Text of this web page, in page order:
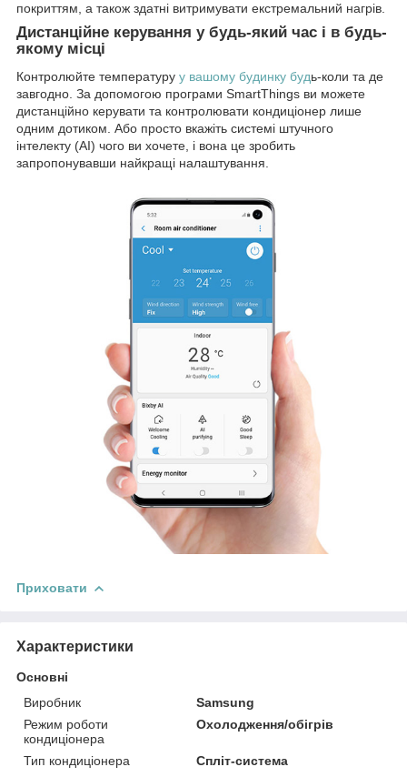
покриттям, а також здатні витримувати екстремальний нагрів.
Дистанційне керування у будь-який час і в будь-
якому місці
Контролюйте температуру у вашому будинку будь-коли та де
завгодно. За допомогою програми SmartThings ви можете
дистанційно керувати та контролювати кондиціонер лише
одним дотиком. Або просто вкажіть системі штучного
інтелекту (AI) чого ви хочете, і вона це зробить
запропонувавши найкращі налаштування.
Приховати
Характеристики
Основні
Виробник
Samsung
Режим роботи
кондиціонера
Охолодження/обігрів
Тип кондиціонера Спліт-система